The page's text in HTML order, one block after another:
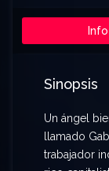
Info
Sinopsis
Un ángel
llamado
trabajador